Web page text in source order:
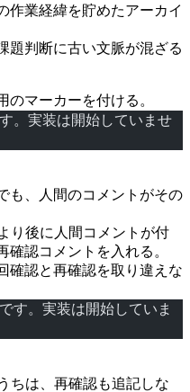
作業経緯を貯めたアーカイ
題判断に古い文脈が混ざる
のマーカーを付ける。
。実装は開始していませ
も、人間のコメントがその
り後に人間コメントが付
認コメントを入れる。
確認と再確認を取り違えな
す。実装は開始していま
ちは、再確認も追記しな